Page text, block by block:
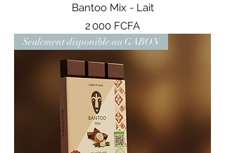
Bantoo Mix - Lait
Prix
2 000 FCFA
Seulement disponible au GABON